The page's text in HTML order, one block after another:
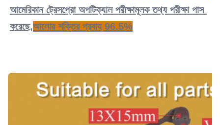
আমেরিকান ট্রেসপ্রো অপটিক্যাল পরীক্ষামূলক তথ্য পরীক্ষা পাস
করেছে,আলোর শক্তির প্রবাহ 96.5%